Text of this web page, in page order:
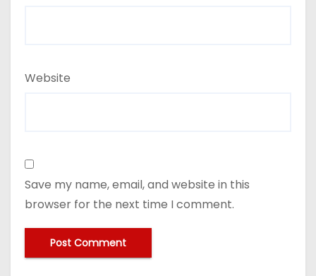
Website
Save my name, email, and website in this
browser for the next time I comment.